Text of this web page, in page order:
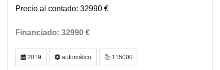
32990 €
32990 €
2019 automático 115000